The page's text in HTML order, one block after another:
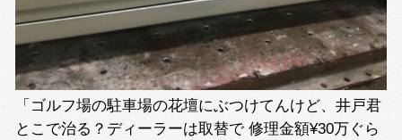
「ゴルフ場の駐車場の花壇にぶつけてんけど、井戸君
とこで治る？ディーラーは取替で 修理金額¥30万ぐら